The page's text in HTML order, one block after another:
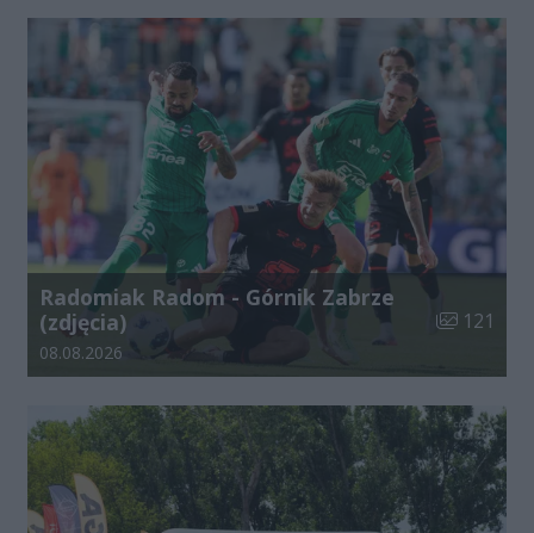
Radomiak Radom - Górnik Zabrze
(zdjęcia)
Liczba
121
Data dodania galerii:
08.08.2026